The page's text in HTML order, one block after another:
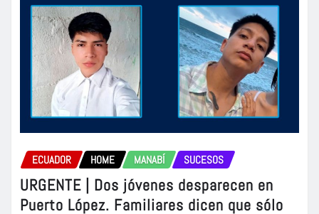
ECUADOR HOME MANABÍ SUCESOS
URGENTE | Dos jóvenes desparecen en
Puerto López. Familiares dicen que sólo